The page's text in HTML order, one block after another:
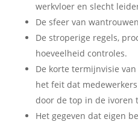
werkvloer en slecht
De sfeer van
De stroperige regels,
hoeveelheid controles.
De korte termijnvisie
het feit dat
door de top in de ivoren
Het gegeven dat eigen